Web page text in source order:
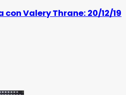
con Valery Thrane: 20/12/19